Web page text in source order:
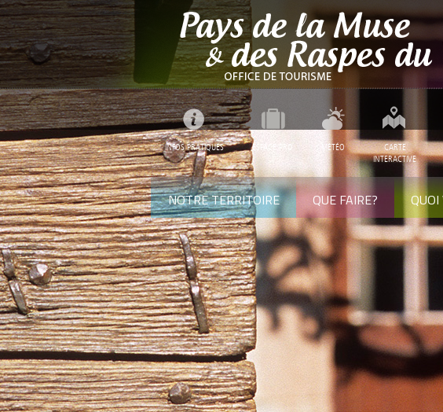
INFOS PRATIQUES ESPACE PRO MÉTÉO
CARTE
INTERACTIVE
NOTRE TERRITOIRE QUE FAIRE? QUOI